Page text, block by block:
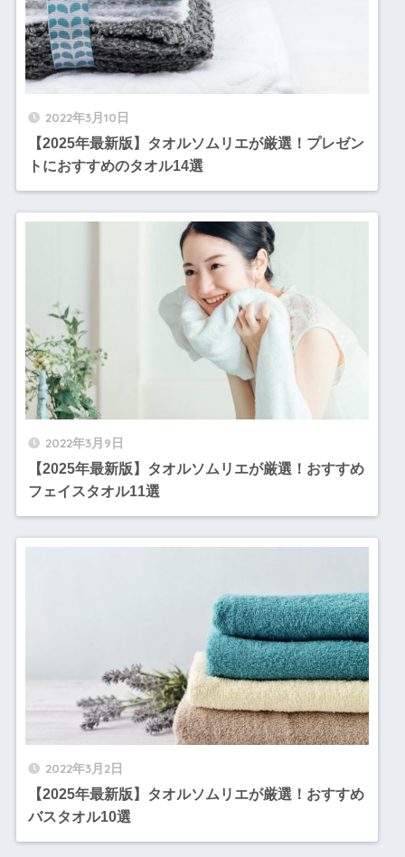
2022年3月10日
【2025年最新版】タオルソムリエが厳選！プレゼン
トにおすすめのタオル14選
2022年3月9日
【2025年最新版】タオルソムリエが厳選！おすすめ
フェイスタオル11選
2022年3月2日
【2025年最新版】タオルソムリエが厳選！おすすめ
バスタオル10選